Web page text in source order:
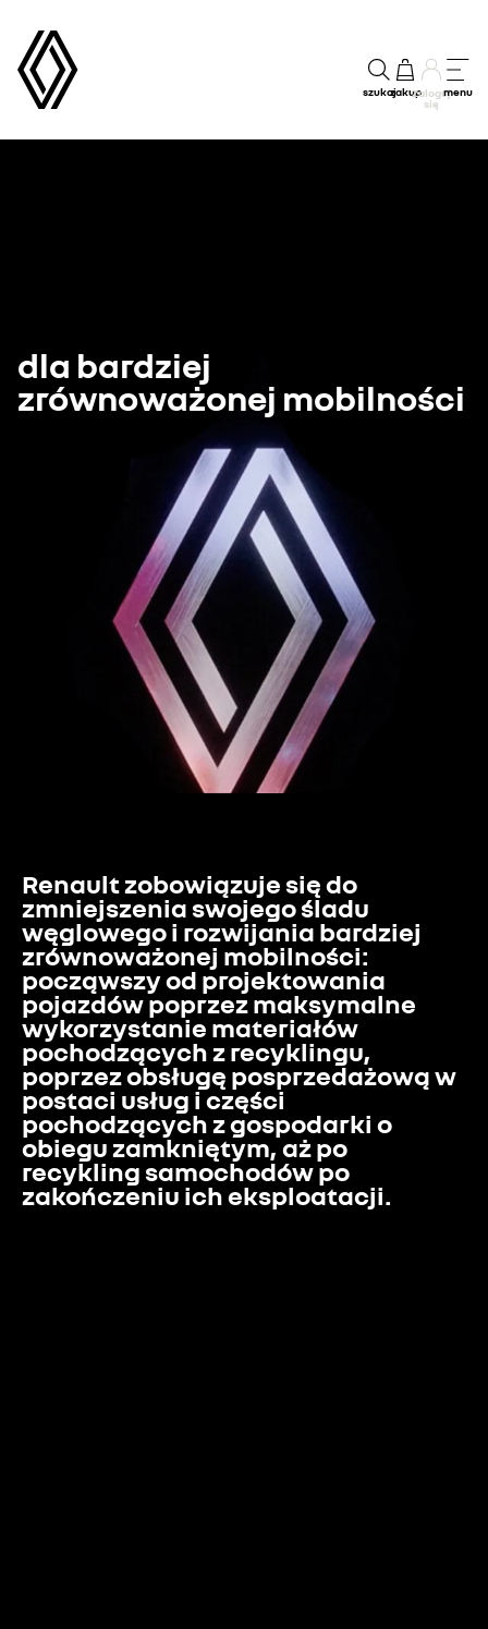
szukajzakupZaloguj
się
menu
dla bardziej
zrównoważonej mobilności
Renault zobowiązuje się do
zmniejszenia swojego śladu
węglowego i rozwijania bardziej
zrównoważonej mobilności:
począwszy od projektowania
pojazdów poprzez maksymalne
wykorzystanie materiałów
pochodzących z recyklingu,
poprzez obsługę posprzedażową w
postaci usług i części
pochodzących z gospodarki o
obiegu zamkniętym, aż po
recykling samochodów po
zakończeniu ich eksploatacji.